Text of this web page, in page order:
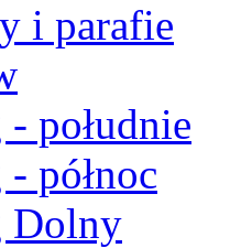
i parafie
południe
północ
Dolny